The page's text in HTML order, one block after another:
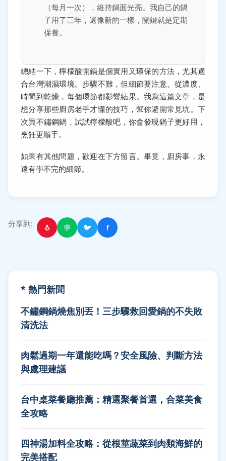
（每月一次），維持鍋面光亮。我自己的鍋
子用了三年，還像新的一樣，關鍵就是定期
保養。
總結一下，檸檬酸開鍋是個實用又環保的方法，尤其適
合台灣潮濕環境。步驟不難，但細節要注意。從濃度、
時間到乾燥，每個環節都影響結果。我寫這篇文章，是
想分享那些廚房老手才懂的技巧，幫你避開常見坑。下
次買不鏽鋼鍋，試試檸檬酸吧，你會發現鍋子更好用，
烹飪更順手。
如果有其他問題，歡迎在下方留言。畢竟，廚房事，永
遠有學不完的細節。
分享到: 🐧 💬 🐦 f
* 熱門新聞
不鏽鋼鍋燒焦別丟！三步驟救回愛鍋的不失敗
清洗法
肉鬆過期一年還能吃嗎？安全風險、判斷方法
與處理建議
台中桌菜餐廳推薦：精選聚餐首選，合菜美食
全攻略
四神湯加料全攻略：從根莖蔬菜到肉類海鮮的
完美搭配